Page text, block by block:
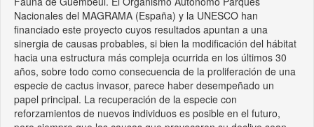
Nacionales del MAGRAMA (España) y la UNESCO han
financiado este proyecto cuyos resultados apuntan a una
sinergia de causas probables, si bien la modificación del hábitat
hacia una estructura más compleja ocurrida en los últimos 30
años, sobre todo como consecuencia de la proliferación de una
especie de cactus invasor, parece haber desempeñado un
papel principal. La recuperación de la especie con
reforzamientos de nuevos individuos es posible en el futuro,